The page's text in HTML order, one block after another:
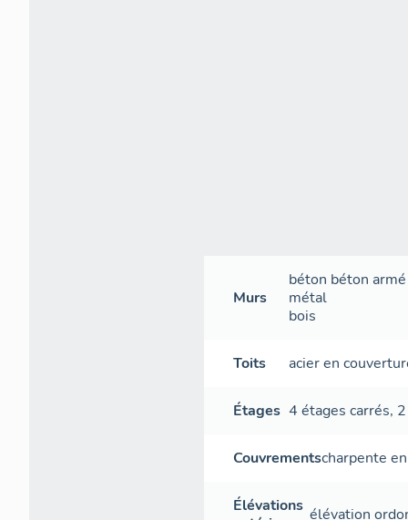
Murs
béton béton armé
métal
bois
Toits acier en
Étages 4 étages carrés,
Couvrementscharpente
Élévations élévation